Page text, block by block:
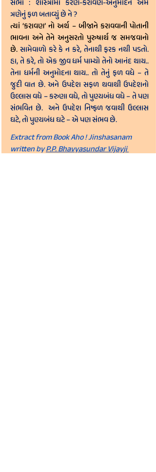
સભા : શાસ્ત્રોમાં કરણ-કરાવણ-અનુમોદન એમ
ત્રણેનું ફળ બતાવ્યું છે ને ?
ત્યાં ‘કરાવણ’ નો અર્થ – બીજાને કરાવવાની પોતાની
ભાવના અને તેને અનુસરતો પુરુષાર્થ જ સમજવાનો
છે. સામેવાળો કરે કે ન કરે, તેનાથી ફરક નથી પડતો.
હા, તે કરે, તો એક જીવ ધર્મ પામ્યો તેનો આનંદ થાય..
તેના ધર્મની અનુમોદના થાય.. તો તેનું ફળ વધે – તે
જુદી વાત છે. અને ઉપદેશ સફળ થવાથી ઉપદેશનો
ઉલ્લાસ વધે – કરુણા વધે, તો પુણ્યબંધ વધે – તે પણ
સંભવિત છે.  અને ઉપદેશ નિષ્ફળ જવાથી ઉલ્લાસ
ઘટે, તો પુણ્યબંધ ઘટે – એ પણ સંભવ છે.
Extract from Book Aho ! Jinshasanam
written by P.P. Bhavyasundar Vijayji